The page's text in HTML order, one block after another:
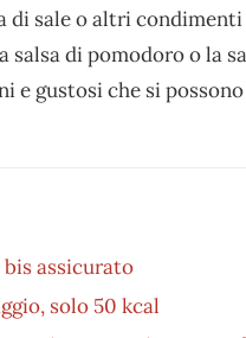
di sale o altri
salsa di pomodoro o la
gustosi che si
assicurato
solo 50 kcal